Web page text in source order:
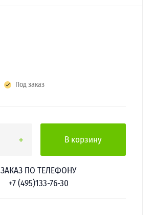
Под заказ
В корзину
ЗАКАЗ ПО ТЕЛЕФОНУ
+7 (495)133-76-30